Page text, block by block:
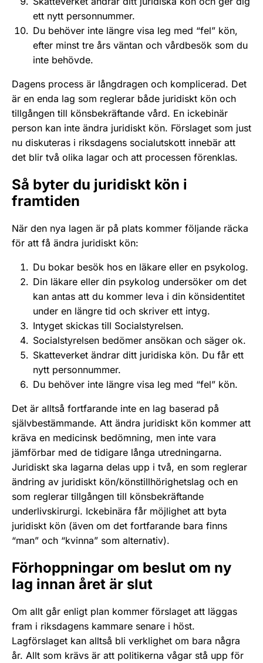
ett nytt personnummer.
Du behöver inte längre visa leg med “fel” kön,
efter minst tre års väntan och vårdbesök som du
inte behövde.
Dagens process är långdragen och komplicerad. Det
är en enda lag som reglerar både juridiskt kön och
tillgången till könsbekräftande vård. En ickebinär
person kan inte ändra juridiskt kön. Förslaget som just
nu diskuteras i riksdagens socialutskott innebär att
det blir två olika lagar och att processen förenklas.
Så byter du juridiskt kön i
framtiden
När den nya lagen är på plats kommer följande räcka
för att få ändra juridiskt kön:
Du bokar besök hos en läkare eller en psykolog.
Din läkare eller din psykolog undersöker om det
kan antas att du kommer leva i din könsidentitet
under en längre tid och skriver ett intyg.
Intyget skickas till Socialstyrelsen.
Socialstyrelsen bedömer ansökan och säger ok.
Skatteverket ändrar ditt juridiska kön. Du får ett
nytt personnummer.
Du behöver inte längre visa leg med “fel” kön.
Det är alltså fortfarande inte en lag baserad på
självbestämmande. Att ändra juridiskt kön kommer att
kräva en medicinsk bedömning, men inte vara
jämförbar med de tidigare långa utredningarna.
Juridiskt ska lagarna delas upp i två, en som reglerar
ändring av juridiskt kön/könstillhörighetslag och en
som reglerar tillgången till könsbekräftande
underlivskirurgi. Ickebinära får möjlighet att byta
juridiskt kön (även om det fortfarande bara finns
“man” och “kvinna” som alternativ).
Förhoppningar om beslut om ny
lag innan året är slut
Om allt går enligt plan kommer förslaget att läggas
fram i riksdagens kammare senare i höst.
Lagförslaget kan alltså bli verklighet om bara några
år. Allt som krävs är att politikerna vågar stå upp för